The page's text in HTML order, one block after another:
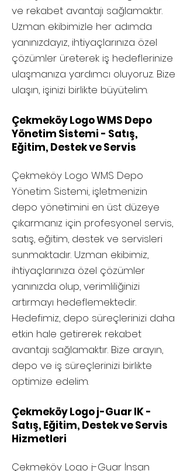
ve rekabet avantajı sağlamaktır.
Uzman ekibimizle her adımda
yanınızdayız, ihtiyaçlarınıza özel
çözümler üreterek iş hedeflerinize
ulaşmanıza yardımcı oluyoruz. Bize
ulaşın, işinizi birlikte büyütelim.
Çekmeköy Logo WMS Depo
Yönetim Sistemi - Satış,
Eğitim, Destek ve Servis
Çekmeköy Logo WMS Depo
Yönetim Sistemi, işletmenizin
depo yönetimini en üst düzeye
çıkarmanız için profesyonel servis,
satış, eğitim, destek ve servisleri
sunmaktadır. Uzman ekibimiz,
ihtiyaçlarınıza özel çözümler
yanınızda olup, verimliliğinizi
artırmayı hedeflemektedir.
Hedefimiz, depo süreçlerinizi daha
etkin hale getirerek rekabet
avantajı sağlamaktır. Bize arayın,
depo ve iş süreçlerinizi birlikte
optimize edelim.
Çekmeköy Logo j-Guar IK -
Satış, Eğitim, Destek ve Servis
Hizmetleri
Çekmeköy Logo j-Guar İnsan